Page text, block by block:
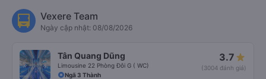
Vexere Team
Ngày cập nhật: 08/08/2026
Tân Quang Dũng
Limousine 22 Phòng Đôi G ( WC)
3.7
(3004 đánh giá)
Ngã 3 Thành